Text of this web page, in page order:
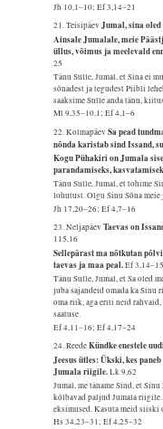
Jh 10,1–10; Ef 3,14–21
21. TeisipäevJumal, sina
Ainsale Jumalale, meie
üllus, võimus ja meelevald
25
Tänu Sulle, Jumal, et Sina ei
sõnadest ja tegudest Piibli
saaksime Sulle anda tänu,
Mt 9,35–10,1; Ef 4,1–6
22. KolmapäevSa pead
nõnda karistab sind Issand,
Kogu Pühakiri on Jumala
parandamiseks,
Tänu Sulle, Jumal, et tohime
lohutust. Olgu Sinu Sõna
Jh 17,20–26; Ef 4,7–16
23. NeljapäevTaevas on
115,16
Sellepärast ma nõtkutan
taevas ja maa peal.Ef 3,14–15
Tänu Sulle, Jumal, et Sa oled
juba sajandeid omada ka
oma riik, aga eriti neid
saatuse.
Ef 4,11–16; Ef 4,17–24
24. ReedeKündke enestele
Jeesus ütles: Ükski, kes
Jumala riigile.Lk 9,62
Jumal, me täname Sind, et
kõlbavad paljud Jumala riigile.
eksimused. Kasuta meid siiski
Hs 34,23–31; Ef 4,25–32